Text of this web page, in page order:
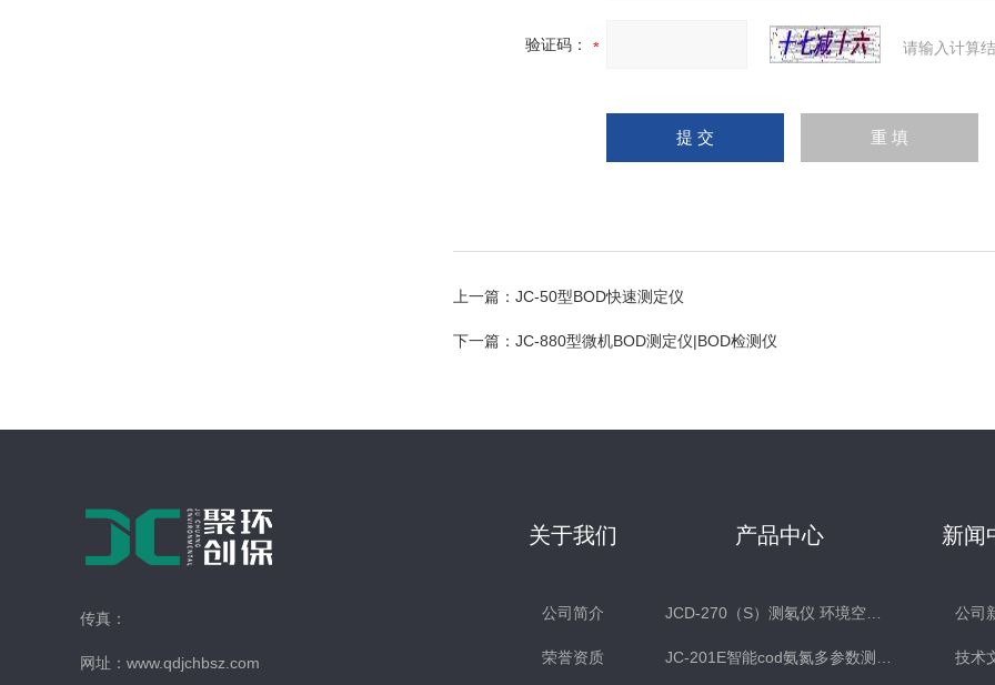
验证码： 请输入计算
上一篇： JC-50型BOD快速测定仪
下一篇： JC-880型微机BOD测定仪|BOD检测仪
传真：
网址：www.qdjchbsz.com
关于我们
公司简介
荣誉资质
产品中心 新闻
公司
技术